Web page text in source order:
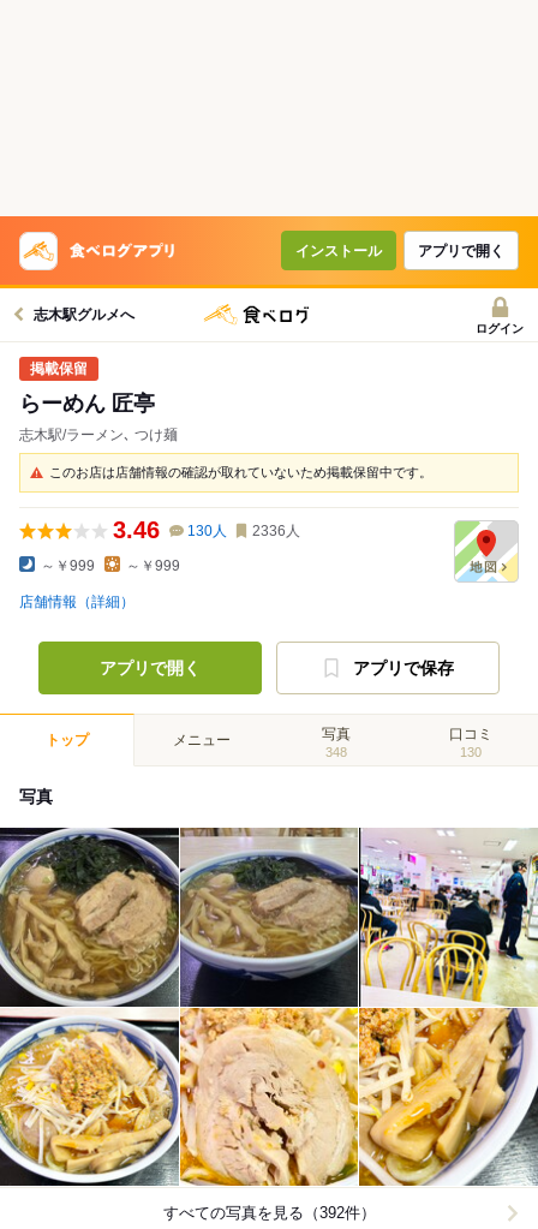
インストール アプリで開く
志木駅グルメへ
ログイン
らーめん 匠亭
志木駅/ラーメン､ つけ麺
このお店は店舗情報の確認が取れていないため掲載保留中です。
3.46 130人 2336 人
～￥999 ～￥999
店舗情報（詳細）
アプリで開く アプリで保存
トップ メニュー 写真
348
口コミ
130
写真
すべての写真を見る（392件）